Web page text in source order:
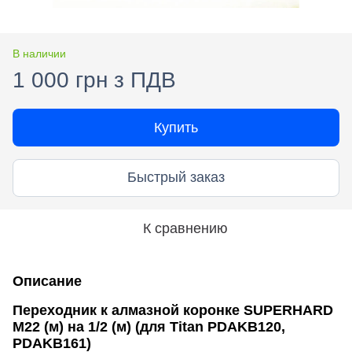
В наличии
1 000 грн з ПДВ
Купить
Быстрый заказ
К сравнению
Описание
Переходник к алмазной коронке SUPERHARD
М22 (м) на 1/2 (м) (для Titan PDAKB120,
PDAKB161)